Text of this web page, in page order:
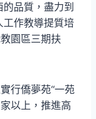
品質，盡力到
工作教導提質培
園區三期扶
行僑夢苑“一苑
以上，推進高